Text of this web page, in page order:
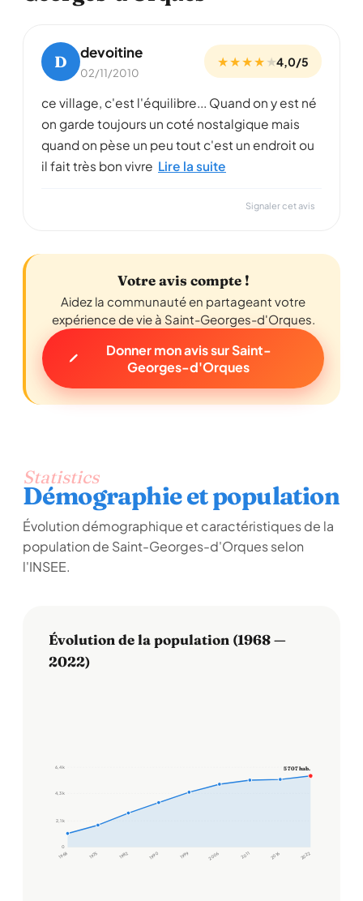
D devoitine
02/11/2010
★ ★ ★ ★★4,0/5
ce village, c'est l'équilibre... Quand on y est né
on garde toujours un coté nostalgique mais
quand on pèse un peu tout c'est un endroit ou
il fait très bon vivre Lire la suite
Signaler cet avis
Votre avis compte !
Aidez la communauté en partageant votre
expérience de vie à Saint-Georges-d'Orques.
Donner mon avis sur Saint-
Georges-d'Orques
Statistics
Démographie et population
Évolution démographique et caractéristiques de la
population de Saint-Georges-d'Orques selon
l'INSEE.
Évolution de la population (1968 —
2022)
0
2,1 k
4,3 k
6,4 k
1968 1975 1982 1990 1999 2006 2011 2016 2022
5 707 hab.